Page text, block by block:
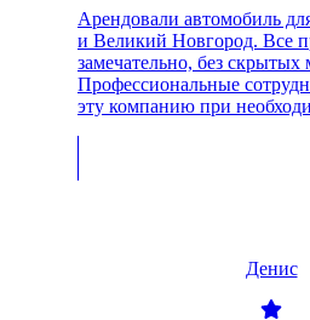
Арендовали автомобиль
и Великий Новгород. Все
замечательно, без скрытых
Профессиональные
эту компанию при
Денис